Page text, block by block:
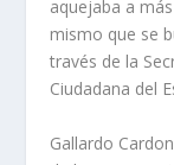
aquejaba a
mismo que se
través de la
Ciudadana del
Gallardo